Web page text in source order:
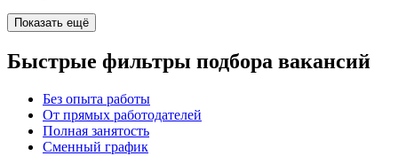
Показать ещё
Быстрые фильтры подбора вакансий
Без опыта работы
От прямых работодателей
Полная занятость
Сменный график